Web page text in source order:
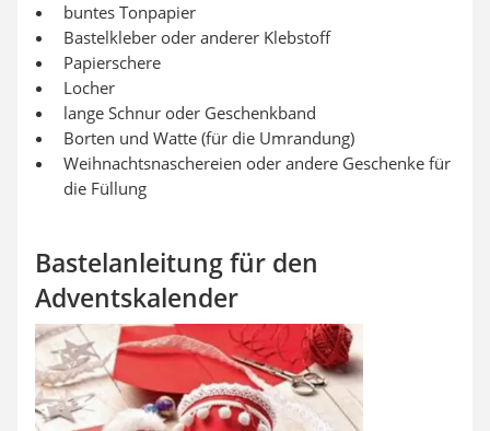
buntes Tonpapier
Bastelkleber oder anderer Klebstoff
Papierschere
Locher
lange Schnur oder Geschenkband
Borten und Watte (für die Umrandung)
Weihnachtsnaschereien oder andere Geschenke für
die Füllung
Bastelanleitung für den
Adventskalender